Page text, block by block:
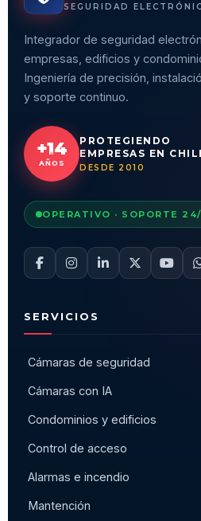
SEGURIDAD
Integrador de seguridad
empresas, edificios y
Ingeniería de precisión,
y soporte continuo.
+14
AÑOS
PROTEGIENDO
EMPRESAS EN
DESDE 2010
OPERATIVO · SOPORTE
SERVICIOS
Cámaras de seguridad
Cámaras con IA
Condominios y edificios
Control de acceso
Alarmas e incendio
Mantención